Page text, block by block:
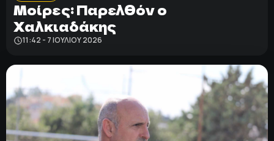
Μοίρες: Παρελθόν ο
Χαλκιαδάκης
11:42 - 7 ΙΟΥΛΊΟΥ 2026